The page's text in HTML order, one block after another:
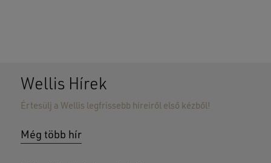
Wellis Hírek
Értesülj a Wellis legfrissebb híreiről első kézből!
Még több hír